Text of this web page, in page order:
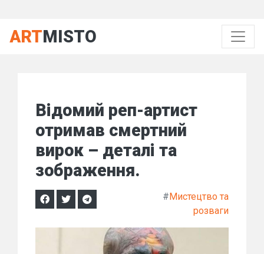
ARTMISTO
Відомий реп-артист
отримав смертний
вирок – деталі та
зображення.
#Мистецтво та
розваги